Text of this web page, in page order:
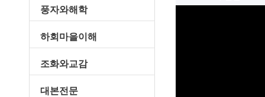
풍자와해학
하회마을이해
조화와교감
대본전문